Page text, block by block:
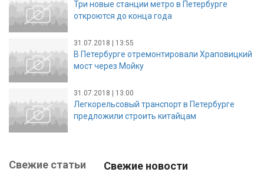
Три новые станции метро в Петербурге
откроются до конца года
31.07.2018 | 13:55
В Петербурге отремонтировали Храповицкий
мост через Мойку
31.07.2018 | 13:00
Легкорельсовый транспорт в Петербурге
предложили строить китайцам
Свежие статьи Свежие новости